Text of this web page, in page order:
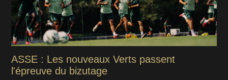
ASSE : Les nouveaux Verts passent
l'épreuve du bizutage